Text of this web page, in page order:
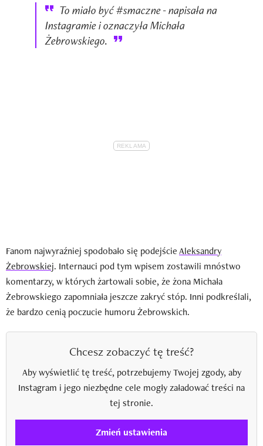
To miało być #smaczne - napisała na
Instagramie i oznaczyła Michała
Żebrowskiego.
Fanom najwyraźniej spodobało się podejścieAleksandry
Żebrowskiej. Internauci pod tym wpisem zostawili mnóstwo
komentarzy, w których żartowali sobie, że żona Michała
Żebrowskiego zapomniała jeszcze zakryć stóp. Inni podkreślali,
że bardzo cenią poczucie humoru Żebrowskich.
Chcesz zobaczyć tę treść?
Aby wyświetlić tę treść, potrzebujemy Twojej zgody, aby
Instagram i jego niezbędne cele mogły załadować treści na
tej stronie.
Zmień ustawienia